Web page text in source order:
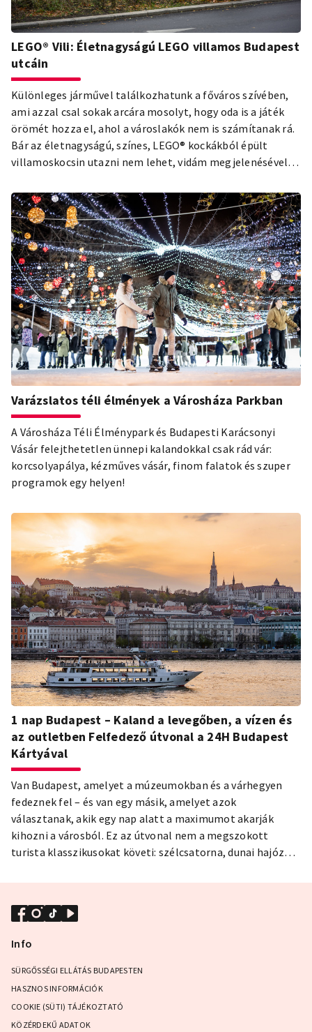
LEGO® Vili: Életnagyságú LEGO villamos Budapest
utcáin
Különleges járművel találkozhatunk a főváros szívében,
ami azzal csal sokak arcára mosolyt, hogy oda is a játék
örömét hozza el, ahol a városlakók nem is számítanak rá.
Bár az életnagyságú, színes, LEGO® kockákból épült
villamoskocsin utazni nem lehet, vidám megjelenésével
számító építményt – ami valójában úgy néz ki, mint egy
gigantikus játékvillamos – a Deák Ferenc téren lehet
megcsodálni az adventi időszakban.
Varázslatos téli élmények a Városháza Parkban
A Városháza Téli Élménypark és Budapesti Karácsonyi
Vásár felejthetetlen ünnepi kalandokkal csak rád vár:
korcsolyapálya, kézműves vásár, finom falatok és szuper
programok egy helyen!
1 nap Budapest – Kaland a levegőben, a vízen és
az outletben Felfedező útvonal a 24H Budapest
Kártyával
Van Budapest, amelyet a múzeumokban és a várhegyen
fedeznek fel – és van egy másik, amelyet azok
választanak, akik egy nap alatt a maximumot akarják
kihozni a városból. Ez az útvonal nem a megszokott
turista klasszikusokat követi: szélcsatorna, dunai hajózás,
egyetlen napba – a Budapest Kártya kedvezményeivel
Info
SÜRGŐSSÉGI ELLÁTÁS BUDAPESTEN
HASZNOS INFORMÁCIÓK
COOKIE (SÜTI) TÁJÉKOZTATÓ
KÖZÉRDEKŰ ADATOK